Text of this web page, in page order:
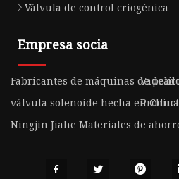
Válvula de control criogénica
Empresa socia
Fabricantes de máquinas de
válvula solenoide hecha en China
Ningjin Jiahe Materiales de